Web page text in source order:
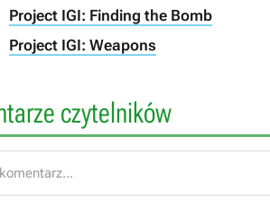
Project IGI: Finding the Bomb
Project IGI: Weapons
czytelników